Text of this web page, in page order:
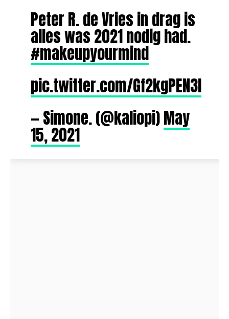
Peter R. de Vries in drag is
alles was 2021 nodig had.
#makeupyourmind
pic.twitter.com/Gf2kgPEN3l
— Simone. (@kaIiopi)May
15, 2021